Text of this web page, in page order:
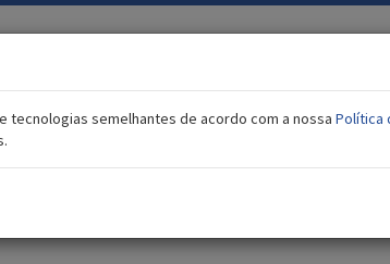
Interesse no
tecnologias semelhantes de acordo com a nossa Política